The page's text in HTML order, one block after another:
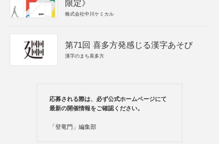
限定》
株式会社中川ケミカル
第71回 喜多方発感じる漢字あそび
漢字のまち喜多方
応募される際は、必ず公式ホームページにて
最新の開催情報をご確認ください。
「登竜門」編集部